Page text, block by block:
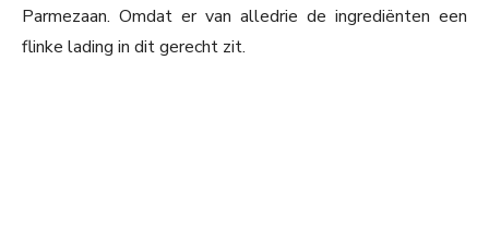
Parmezaan. Omdat er van alledrie de ingrediënten een
flinke lading in dit gerecht zit.